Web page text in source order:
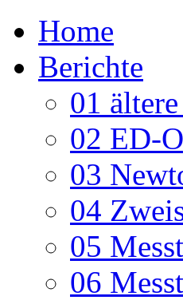
Home
Berichte
01
02 ED-
03
04
05
06